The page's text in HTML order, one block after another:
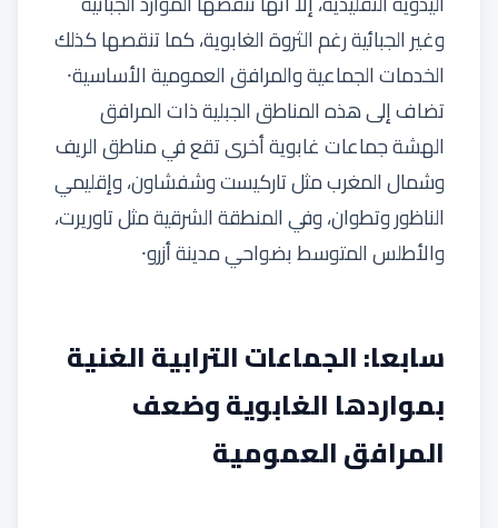
وغير الجبائية رغم الثروة الغابوية، كما تنقصها كذلك
الخدمات الجماعية والمرافق العمومية الأساسية⸱
تضاف إلى هذه المناطق الجبلية ذات المرافق
الهشة جماعات غابوية أخرى تقع في مناطق الريف
وشمال المغرب مثل تاركيست وشفشاون، وإقليمي
الناظور وتطوان، وفي المنطقة الشرقية مثل تاوريرت،
والأطلس المتوسط بضواحي مدينة أزرو⸱
سابعا: الجماعات الترابية الغنية
بمواردها الغابوية وضعف
المرافق العمومية